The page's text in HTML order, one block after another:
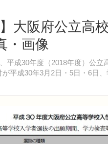
大阪府公立高
・画像
平成30年度（2018年度）公
平成30年3月2日・5日・6日